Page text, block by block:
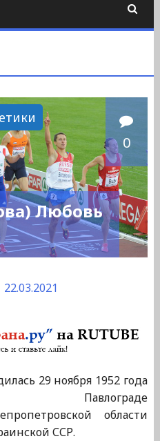
0
Любовь
22.03.2021
29 ноября 1952 года
Павлограде
области
ССР.